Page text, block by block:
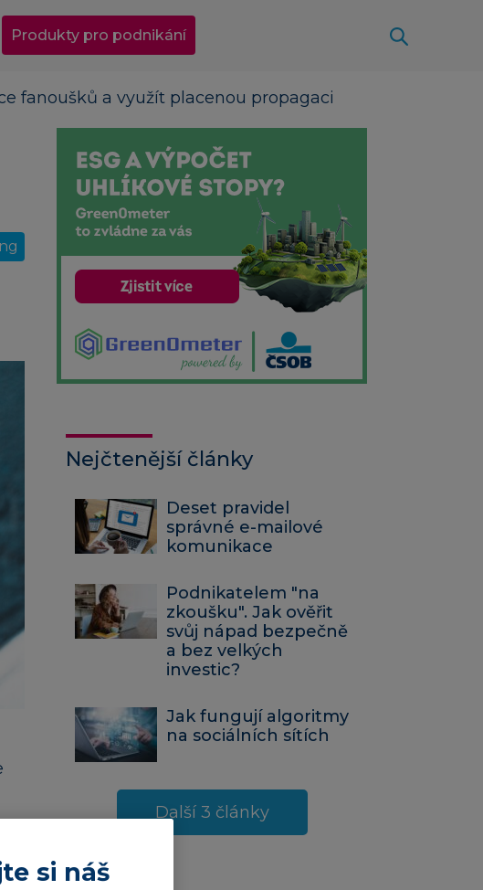
Produkty pro podnikání
fanoušků a využít placenou propagaci
Nejčtenější články
Deset pravidel
správné e-mailové
komunikace
Podnikatelem "na
zkoušku". Jak ověřit
svůj nápad bezpečně
a bez velkých
investic?
Jak fungují algoritmy
na sociálních sítích
Další 3 články
si náš